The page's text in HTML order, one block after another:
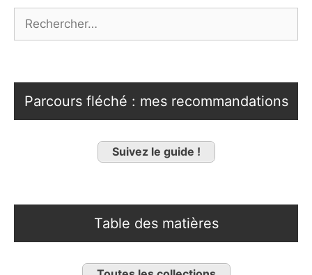
Parcours fléché : mes recommandations
Suivez le guide !
Table des matières